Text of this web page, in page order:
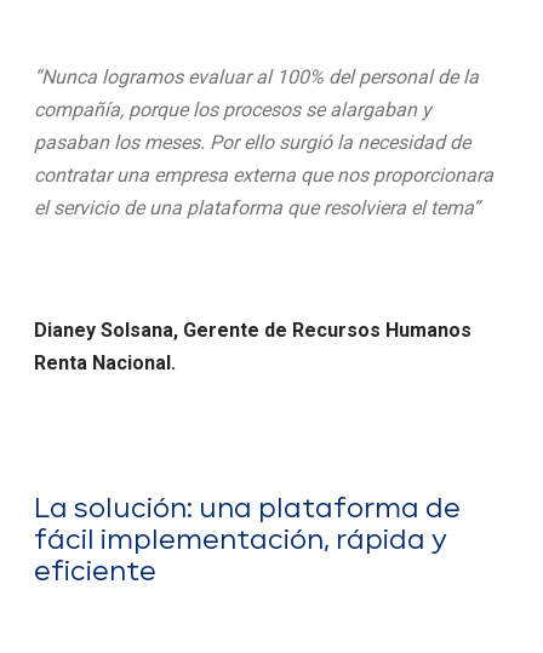
“Nunca logramos evaluar al 100% del personal de la
compañía, porque los procesos se alargaban y
pasaban los meses. Por ello surgió la necesidad de
contratar una empresa externa que nos proporcionara
el servicio de una plataforma que resolviera el tema”
Dianey Solsana, Gerente de Recursos Humanos
Renta Nacional.
La solución: una plataforma de
fácil implementación, rápida y
eficiente